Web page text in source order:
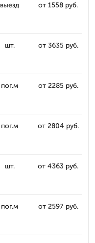
выезд от 1558 руб.
шт. от 3635 руб.
пог.м от 2285 руб.
пог.м от 2804 руб.
шт. от 4363 руб.
пог.м от 2597 руб.